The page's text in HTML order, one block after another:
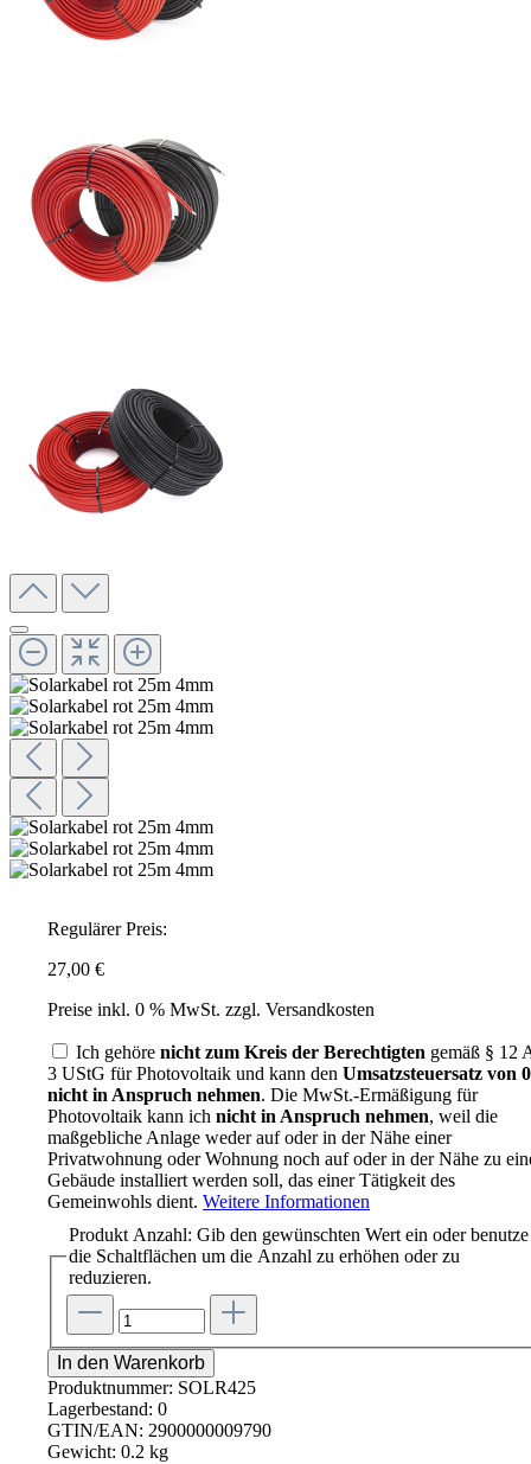
Regulärer Preis:
27,00 €
Preise inkl. 0 % MwSt. zzgl. Versandkosten
Ich gehöre nicht zum Kreis der Berechtigten gemäß § 12
3 UStG für Photovoltaik und kann den Umsatzsteuersatz von
nicht in Anspruch nehmen. Die MwSt.-Ermäßigung für
Photovoltaik kann ich nicht in Anspruch nehmen, weil die
maßgebliche Anlage weder auf oder in der Nähe einer
Privatwohnung oder Wohnung noch auf oder in der Nähe zu
Gebäude installiert werden soll, das einer Tätigkeit des
Gemeinwohls dient. Weitere Informationen
Produkt Anzahl: Gib den gewünschten Wert ein oder benutze
die Schaltflächen um die Anzahl zu erhöhen oder zu
reduzieren.
In den Warenkorb
Produktnummer: SOLR425
Lagerbestand: 0
GTIN/EAN: 2900000009790
Gewicht: 0.2 kg